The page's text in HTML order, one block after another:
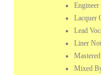
Lacquer
Lead
Liner
Mixed